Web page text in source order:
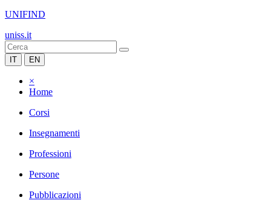
UNIFIND
uniss.it
IT EN
×
Home
Corsi
Insegnamenti
Professioni
Persone
Pubblicazioni